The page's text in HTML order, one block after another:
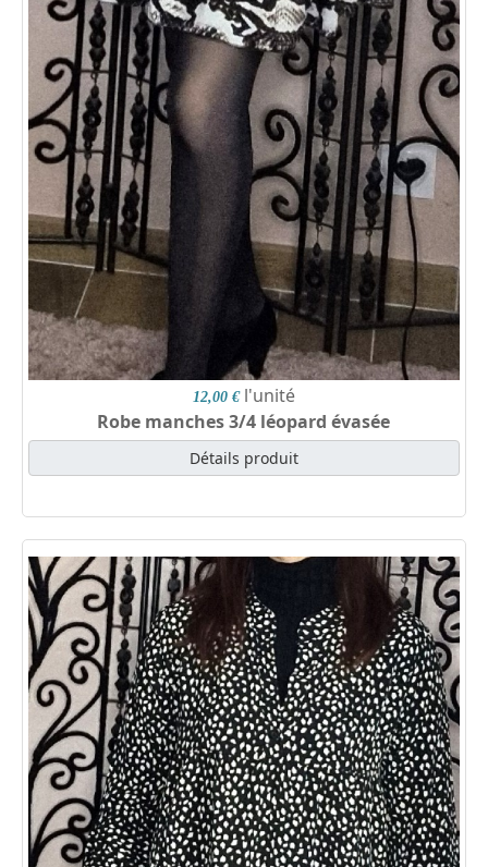
12,00 € l'unité
Robe manches 3/4 léopard évasée
Détails produit